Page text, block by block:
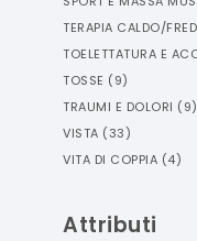
TERAPIA CALDO/
TOELETTATURA E
TOSSE (9)
TRAUMI E DOLORI (9)
VISTA (33)
VITA DI COPPIA (4)
Attributi